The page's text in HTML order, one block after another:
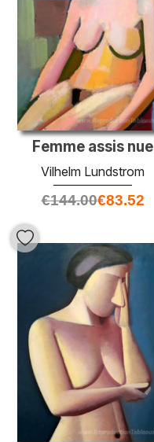
Femme assis nue
Vilhelm Lundstrom
€144.00€83.52